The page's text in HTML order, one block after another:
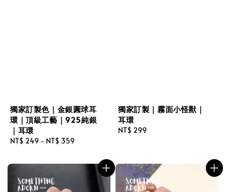
獨家訂製色｜金銀圓球耳
環｜頂級工藝｜925純銀
｜耳環
Regular
NT$ 249 - NT$ 359
獨家訂製｜霧面小怪獸｜
耳環
Regular
NT$ 299